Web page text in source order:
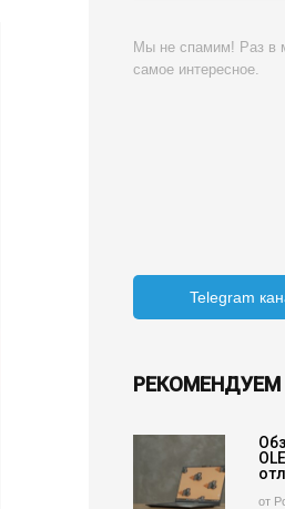
Мы не спамим! Раз в
самое интересное.
Telegram
РЕКОМЕНДУЕМ
от